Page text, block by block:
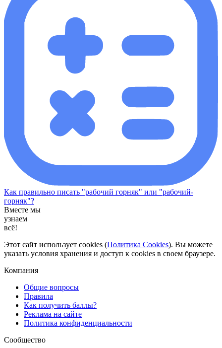
Как правильно писать "рабочий горняк" или "рабочий-
горняк"?
Вместе мы
узнаем
всё!
Этот сайт использует cookies (Политика Cookies). Вы можете
указать условия хранения и доступ к cookies в своем браузере.
Компания
Общие вопросы
Правила
Как получить баллы?
Реклама на сайте
Политика конфиденциальности
Сообщество